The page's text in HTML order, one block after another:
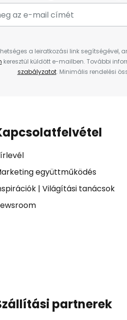
a leiratkozási link segítségével,
keresztül küldött e-mailben. További
szabályzatot. Minimális rendelési
együttműködés
| Világítási tanácsok
partnerek